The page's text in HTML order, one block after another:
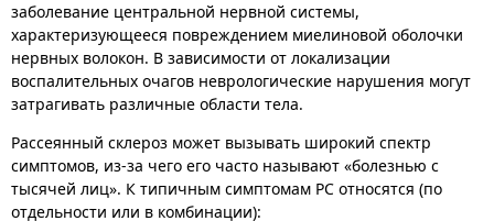
заболевание центральной нервной системы,
характеризующееся повреждением миелиновой оболочки
нервных волокон. В зависимости от локализации
воспалительных очагов неврологические нарушения могут
затрагивать различные области тела.
Рассеянный склероз может вызывать широкий спектр
симптомов, из-за чего его часто называют «болезнью с
тысячей лиц». К типичным симптомам РС относятся (по
отдельности или в комбинации):